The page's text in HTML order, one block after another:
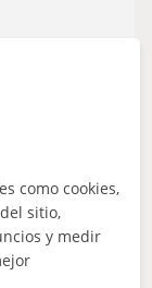
infantil
de grado
como cookies,
sitio,
y medir